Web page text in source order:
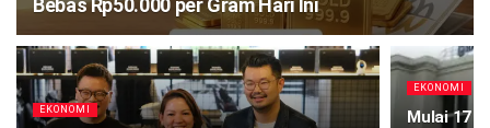
Bebas Rp50.000 per Gram Hari Ini
EKONOMI
EKONOMI
Mulai 17